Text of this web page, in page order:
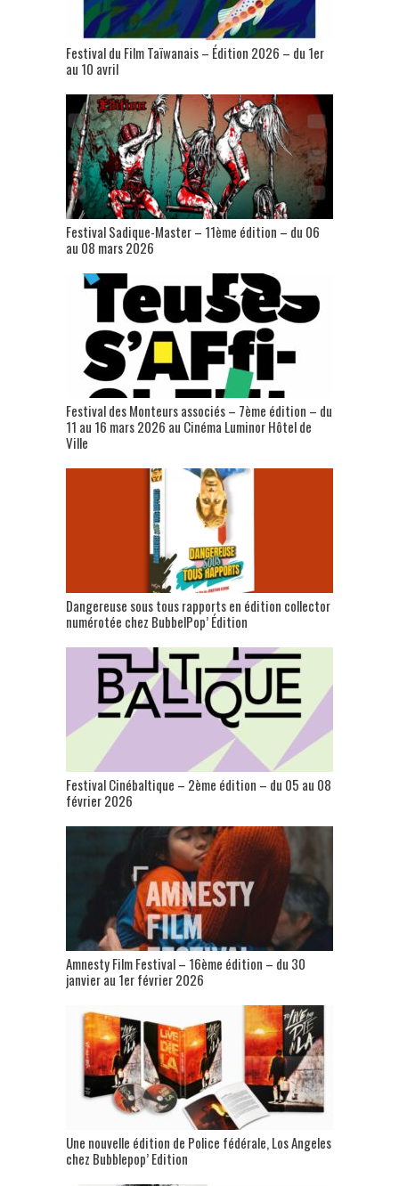
Festival du Film Taïwanais – Édition 2026 – du 1er
au 10 avril
Festival Sadique-Master – 11ème édition – du 06
au 08 mars 2026
Festival des Monteurs associés – 7ème édition – du
11 au 16 mars 2026 au Cinéma Luminor Hôtel de
Ville
Dangereuse sous tous rapports en édition collector
numérotée chez BubbelPop’ Édition
Festival Cinébaltique – 2ème édition – du 05 au 08
février 2026
Amnesty Film Festival – 16ème édition – du 30
janvier au 1er février 2026
Une nouvelle édition de Police fédérale, Los Angeles
chez Bubblepop’ Edition